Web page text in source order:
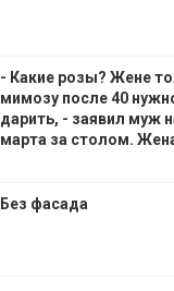
- Какие розы? Жене
мимозу после 40
дарить, - заявил муж
марта за столом.
Без фасада